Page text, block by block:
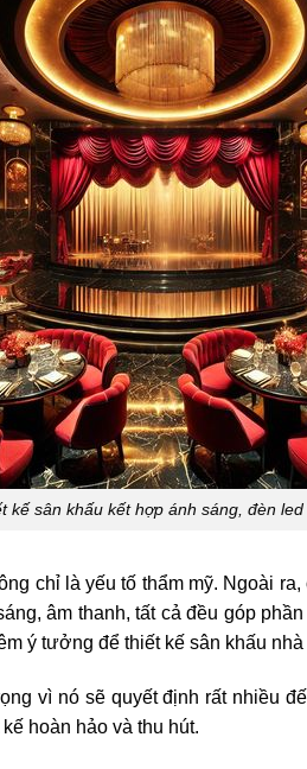
kế sân khấu kết hợp ánh sáng, đèn
chỉ là yếu tố thẩm mỹ. Ngoài
âm thanh, tất cả đều góp
ý tưởng để thiết kế sân khấu
vì nó sẽ quyết định rất nhiều
hoàn hảo và thu hút.